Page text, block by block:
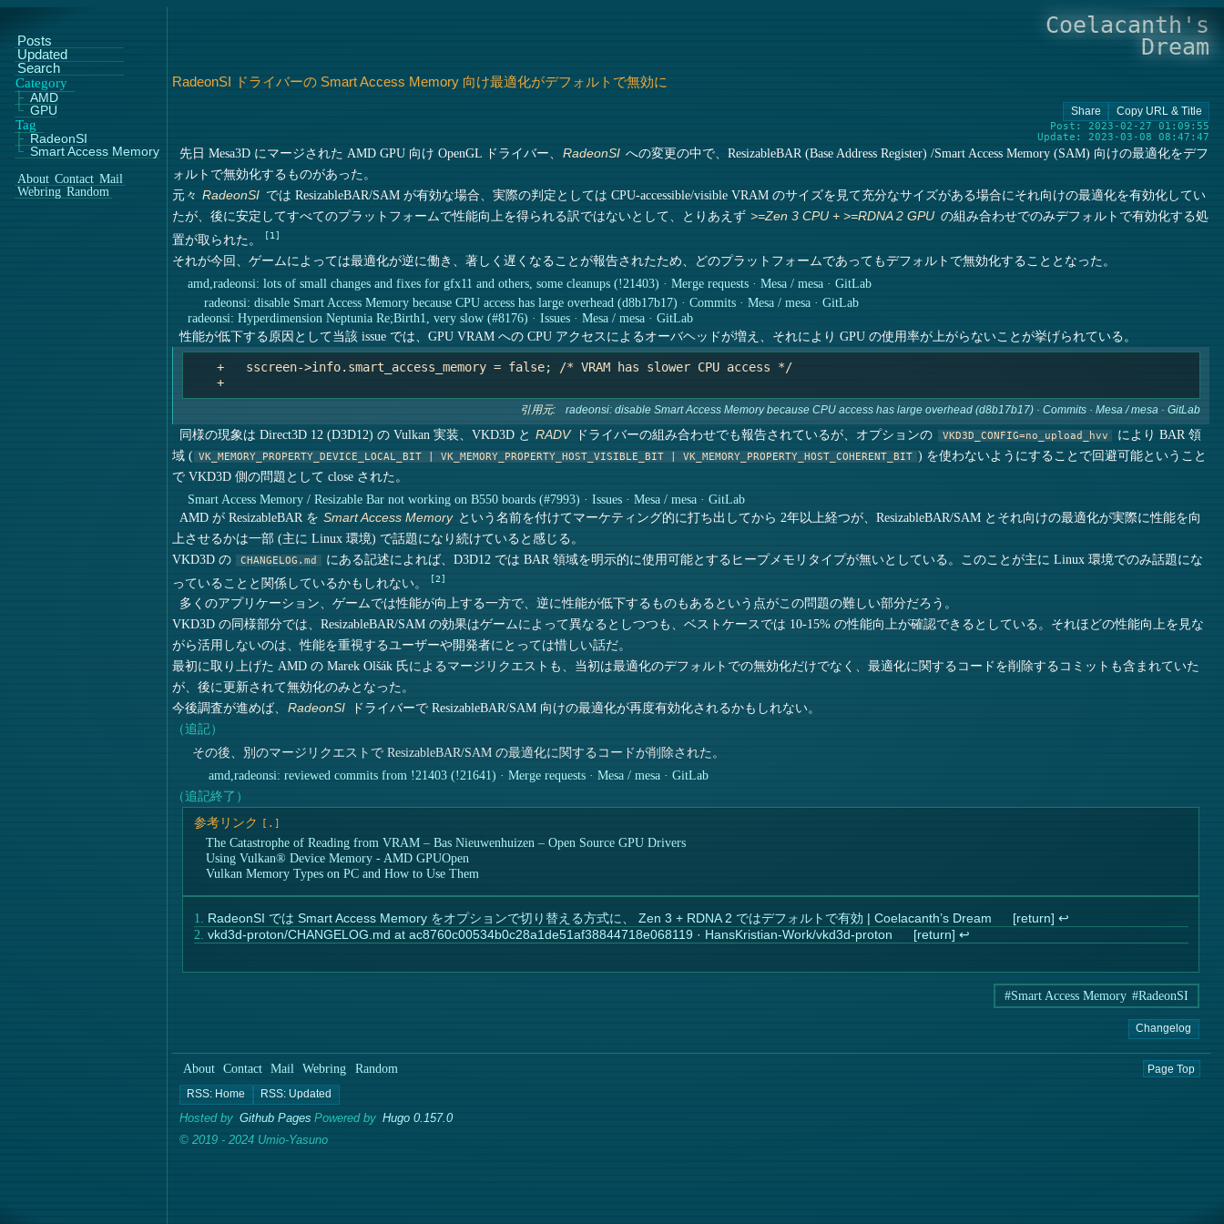
Coelacanth's
Dream
RadeonSI ドライバーの Smart Access Memory 向け最適化がデフォルトで無効に
Post: 2023-02-27 01:09:55
Update: 2023-03-08 08:47:47
先日 Mesa3D にマージされた AMD GPU 向け OpenGL ドライバー、 RadeonSI への変更の中で、ResizableBAR (Base Address Register) /Smart Access Memory (SAM) 向けの最適化をデフ
ォルトで無効化するものがあった。
元々 RadeonSI では ResizableBAR/SAM が有効な場合、実際の判定としては CPU-accessible/visible VRAM のサイズを見て充分なサイズがある場合にそれ向けの最適化を有効化してい
たが、後に安定してすべてのプラットフォームで性能向上を得られる訳ではないとして、とりあえず >=Zen 3 CPU + >=RDNA 2 GPU の組み合わせでのみデフォルトで有効化する処
置が取られた。
1
それが今回、ゲームによっては最適化が逆に働き、著しく遅くなることが報告されたため、どのプラットフォームであってもデフォルトで無効化することとなった。
amd,radeonsi: lots of small changes and fixes for gfx11 and others, some cleanups (!21403) · Merge requests · Mesa / mesa · GitLab
radeonsi: disable Smart Access Memory because CPU access has large overhead (d8b17b17) · Commits · Mesa / mesa · GitLab
radeonsi: Hyperdimension Neptunia Re;Birth1, very slow (#8176) · Issues · Mesa / mesa · GitLab
性能が低下する原因として当該 issue では、GPU VRAM への CPU アクセスによるオーバヘッドが増え、それにより GPU の使用率が上がらないことが挙げられている。
    +   sscreen->info.smart_access_memory = false; /* VRAM has slower CPU access */
    +
引用元: radeonsi: disable Smart Access Memory because CPU access has large overhead (d8b17b17) · Commits · Mesa / mesa · GitLab
同様の現象は Direct3D 12 (D3D12) の Vulkan 実装、VKD3D と RADV ドライバーの組み合わせでも報告されているが、オプションの VKD3D_CONFIG=no_upload_hvv
により BAR 領
域 ( VK_MEMORY_PROPERTY_DEVICE_LOCAL_BIT | VK_MEMORY_PROPERTY_HOST_VISIBLE_BIT | VK_MEMORY_PROPERTY_HOST_COHERENT_BIT ) を使わないようにすることで回避可能ということ
で VKD3D 側の問題として close された。
Smart Access Memory / Resizable Bar not working on B550 boards (#7993) · Issues · Mesa / mesa · GitLab
AMD が ResizableBAR を Smart Access Memory という名前を付けてマーケティング的に打ち出してから 2年以上経つが、ResizableBAR/SAM とそれ向けの最適化が実際に性能を向
上させるかは一部 (主に Linux 環境) で話題になり続けていると感じる。
VKD3D の
CHANGELOG.md
にある記述によれば、D3D12 では BAR 領域を明示的に使用可能とするヒープメモリタイプが無いとしている。このことが主に Linux 環境でのみ話題にな
っていることと関係しているかもしれない。
2
多くのアプリケーション、ゲームでは性能が向上する一方で、逆に性能が低下するものもあるという点がこの問題の難しい部分だろう。
VKD3D の同様部分では、ResizableBAR/SAM の効果はゲームによって異なるとしつつも、ベストケースでは 10-15% の性能向上が確認できるとしている。それほどの性能向上を見な
がら活用しないのは、性能を重視するユーザーや開発者にとっては惜しい話だ。
最初に取り上げた AMD の Marek Olšák 氏によるマージリクエストも、当初は最適化のデフォルトでの無効化だけでなく、最適化に関するコードを削除するコミットも含まれていた
が、後に更新されて無効化のみとなった。
今後調査が進めば、
RadeonSI ドライバーで ResizableBAR/SAM 向けの最適化が再度有効化されるかもしれない。
（追記）
その後、別のマージリクエストで ResizableBAR/SAM の最適化に関するコードが削除された。
amd,radeonsi: reviewed commits from !21403 (!21641) · Merge requests · Mesa / mesa · GitLab
（追記終了）
参考リンク
The Catastrophe of Reading from VRAM – Bas Nieuwenhuizen – Open Source GPU Drivers
Using Vulkan® Device Memory - AMD GPUOpen
Vulkan Memory Types on PC and How to Use Them
RadeonSI では Smart Access Memory をオプションで切り替える方式に、 Zen 3 + RDNA 2 ではデフォルトで有効 | Coelacanth’s Dream
↩︎
vkd3d-proton/CHANGELOG.md at ac8760c00534b0c28a1de51af38844718e068119 · HansKristian-Work/vkd3d-proton
↩︎
#Smart Access Memory #RadeonSI
Changelog
About Contact Mail Webring Random Page Top
Hosted by Github Pages Powered by Hugo 0.157.0
© 2019 - 2024 Umio-Yasuno
Posts
Updated
Search
Category
AMD
GPU
Tag
RadeonSI
Smart Access Memory
About Contact Mail
Webring Random